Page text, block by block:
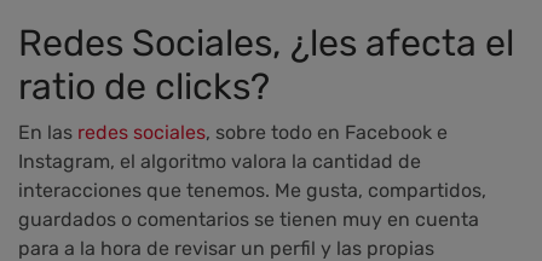
Redes Sociales, ¿les afecta el
ratio de clicks?
En las redes sociales, sobre todo en Facebook e
Instagram, el algoritmo valora la cantidad de
interacciones que tenemos. Me gusta, compartidos,
guardados o comentarios se tienen muy en cuenta
para a la hora de revisar un perfil y las propias